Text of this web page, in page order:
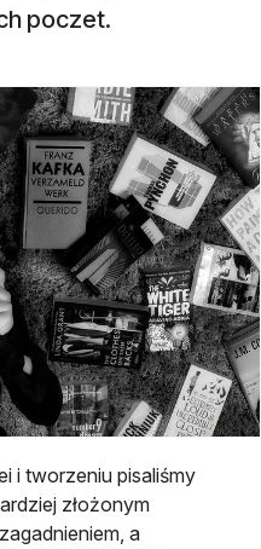
poczet.
i tworzeniu pisaliśmy
złożonym
a